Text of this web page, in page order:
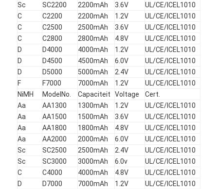
lithiumlifepo4 batterij
lithium ionen navulbare batterijen
NiMH oplaadbare batterijen
NiCd-oplaadbare batterijen
LCD Battery Charger
NiMH accu 's
NiCd accu packs
Sc
SC2200 2200mAh 3.6V
UL/CE/ICEL1010
C
C2200 2200mAh 1.2V
UL/CE/ICEL1010
C
C2500 2500mAh 3.6V
UL/CE/ICEL1010
C
C2800 2800mAh 4.8V
UL/CE/ICEL1010
D
D4000 4000mAh 1.2V
UL/CE/ICEL1010
D
D4500 4500mAh 6.0V
UL/CE/ICEL1010
D
D5000 5000mAh 2.4V
UL/CE/ICEL1010
F
F7000 7000mAh 1.2V
UL/CE/ICEL1010
NiMH
ModelNo. Capaciteit Voltage
Cert.
Aa
AA1300 1300mAh 1.2V
UL/CE/ICEL1010
Aa
AA1500 1500mAh 3.6V
UL/CE/ICEL1010
Aa
AA1800 1800mAh 4.8V
UL/CE/ICEL1010
Aa
AA2000 2000mAh 6.0V
UL/CE/ICEL1010
Sc
SC2500 2500mAh 2.4V
UL/CE/ICEL1010
Sc
SC3000 3000mAh 6.0v
UL/CE/ICEL1010
C
C4000 4000mAh 4.8V
UL/CE/ICEL1010
D
D7000 7000mAh 1.2V
UL/CE/ICEL1010